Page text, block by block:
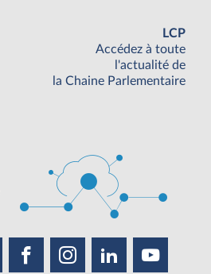
LCP
Accédez à toute
l'actualité de
la Chaine Parlementaire